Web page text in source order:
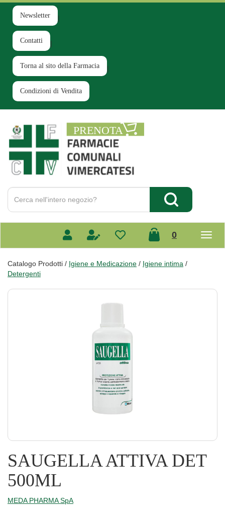
Passa
contenuto
principale
Newsletter
Contatti
Torna al sito della Farmacia
Condizioni di Vendita
Farmacia
Comunale
Cerca
Prodotto
Cerca Prodotto
0prodotti
Catalogo Prodotti / Igiene e Medicazione / Igiene intima /
Detergenti
SAUGELLA ATTIVA DET
500ML
MEDA PHARMA SpA